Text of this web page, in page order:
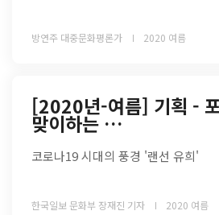
방연주 대중문화평론가 2020 여름
[2020년-여름] 기획 -
맞이하는 …
코로나19 시대의 풍경 '랜선 유희'
한국일보 문화부 장재진 기자 2020 여름